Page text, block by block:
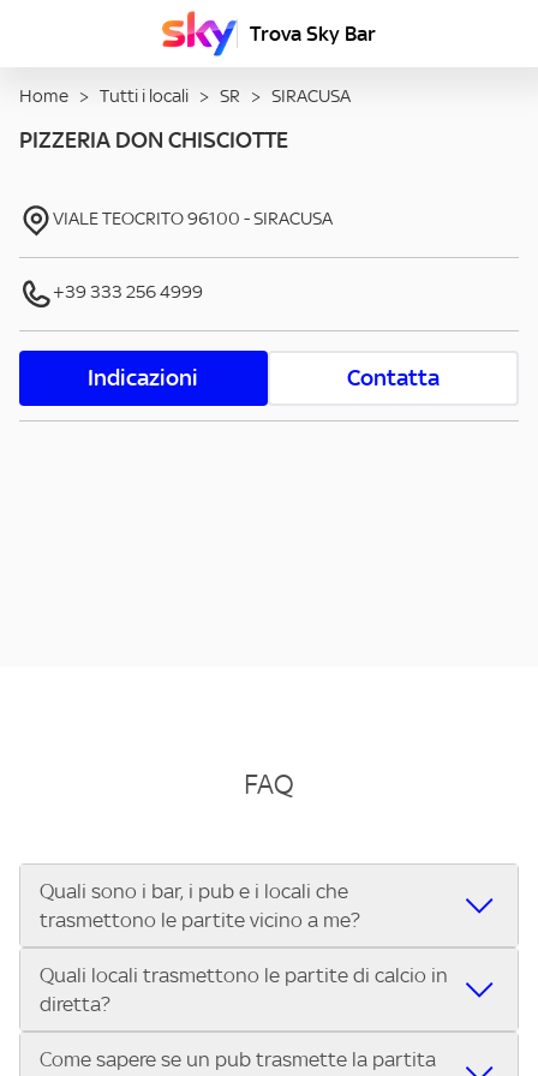
Trova Sky Bar
Home > Tutti i locali > SR > SIRACUSA
PIZZERIA DON CHISCIOTTE
VIALE TEOCRITO96100 -SIRACUSA
+39 333 256 4999
Indicazioni Contatta
FAQ
Quali sono i bar, i pub e i locali che
trasmettono le partite vicino a me?
Se cerchi un bar, pub, ristorante o locale vicino a te per
vedere le partite di Serie A ENILIVE, la Serie C Sky Wifi, la
UEFA Champions League, la UEFA Europa League, la UEFA
Conference League, il Tennis, la Formula 1®, la MotoGP™ e
Quali locali trasmettono le partite di calcio in
diretta?
Vuoi sapere quali bar, pub o ristoranti mostrano le partite
Come sapere se un pub trasmette la partita